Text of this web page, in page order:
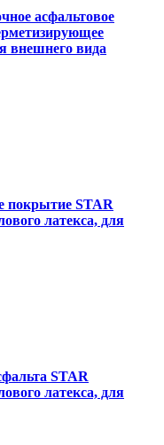
асфальтовое
внешнего вида
покрытие STAR
латекса, для
STAR
латекса, для